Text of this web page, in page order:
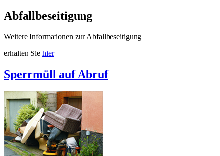
Abfallbeseitigung
Weitere Informationen zur Abfallbeseitigung
erhalten Sie hier
Sperrmüll auf Abruf